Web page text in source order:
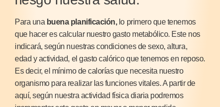
Para una buena planificación,lo primero que tenemos
que hacer es calcular nuestro gasto metabólico. Este nos
indicará, según nuestras condiciones de sexo, altura,
edad y actividad, el gasto calórico que tenemos en reposo.
Es decir, el mínimo de calorías que necesita nuestro
organismo para realizar las funciones vitales. A partir de
aquí, según nuestra actividad física diaria podremos